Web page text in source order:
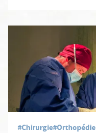
#Chirurgie#Orthopédie